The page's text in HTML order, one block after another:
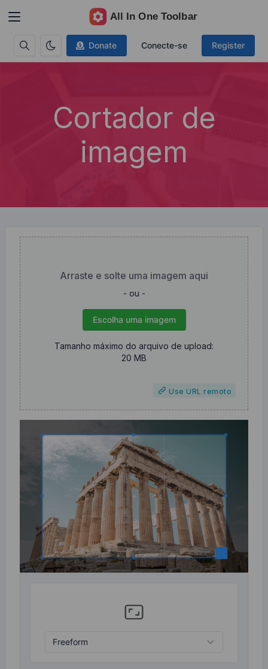
Donate Conecte-se Register
Cortador de
imagem
Arraste e solte uma imagem aqui
- ou -
Escolha uma imagem
Tamanho máximo do arquivo de upload:
20 MB
Use URL remoto